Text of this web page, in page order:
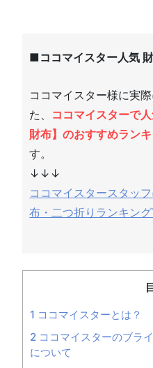
■ココマイスター人気
ココマイスター様に実
た、 ココマイスターで
財布】のおすすめラン
す。
↓↓↓
ココマイスタースタッ
布・二つ折りランキング
1 ココマイスターとは？
2 ココマイスターのブラ
について